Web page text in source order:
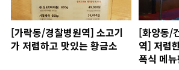
[가락동/경찰병원역] 소고기
가 저렴하고 맛있는 황금소
[화양동/
역] 저렴
폭식 메